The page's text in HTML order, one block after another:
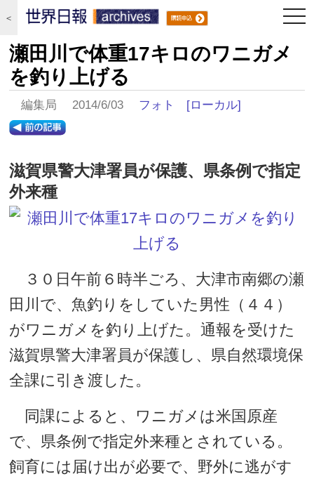
＜
瀬田川で体重17キロのワニガメ
を釣り上げる
編集局 2014/6/03 フォト [ローカル]
滋賀県警大津署員が保護、県条例で指定
外来種
３０日午前６時半ごろ、大津市南郷の瀬
田川で、魚釣りをしていた男性（４４）
がワニガメを釣り上げた。通報を受けた
滋賀県警大津署員が保護し、県自然環境保
全課に引き渡した。
同課によると、ワニガメは米国原産
で、県条例で指定外来種とされている。
飼育には届け出が必要で、野外に逃がす